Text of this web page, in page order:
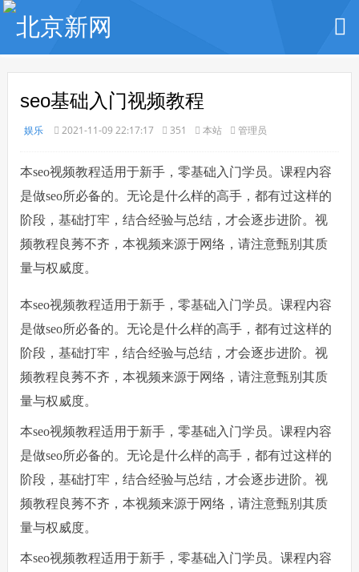
seo基础入门视频教程
娱乐 2021-11-09 22:17:17 351 本站 管理员
本seo视频教程适用于新手，零基础入门学员。课程内容
是做seo所必备的。无论是什么样的高手，都有过这样的
阶段，基础打牢，结合经验与总结，才会逐步进阶。视
频教程良莠不齐，本视频来源于网络，请注意甄别其质
量与权威度。
本seo视频教程适用于新手，零基础入门学员。课程内容
是做seo所必备的。无论是什么样的高手，都有过这样的
阶段，基础打牢，结合经验与总结，才会逐步进阶。视
频教程良莠不齐，本视频来源于网络，请注意甄别其质
量与权威度。
本seo视频教程适用于新手，零基础入门学员。课程内容
是做seo所必备的。无论是什么样的高手，都有过这样的
阶段，基础打牢，结合经验与总结，才会逐步进阶。视
频教程良莠不齐，本视频来源于网络，请注意甄别其质
量与权威度。
本seo视频教程适用于新手，零基础入门学员。课程内容